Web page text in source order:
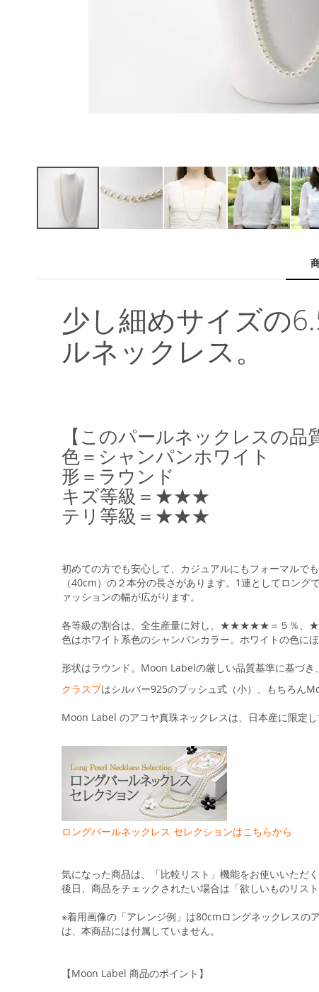
ジ
少し細めサイズの
ルネックレス。
【このパールネックレスの品
色＝シャンパンホワイト
形＝ラウンド
キズ等級＝★★★
テリ等級＝★★★
初めての方でも安心して、カジュアルにもフォーマルで
（40cm）の２本分の長さがあります。1連としてロン
ァッションの幅が広がります。
各等級の割合は、全生産量に対し、★★★★★＝５％、
色はホワイト系色のシャンパンカラー。ホワイトの色に
形状はラウンド。Moon Labelの厳しい品質基準に基づき
クラスプはシルバー925のプッシュ式（小）、もちろん
Moon Label のアコヤ真珠ネックレスは、日本産に限定し
ロングパールネックレス セレクションはこちらから
気になった商品は、「比較リスト」機能をお使いいただく
後日、商品をチェックされたい場合は「欲しいものリス
※着用画像の「アレンジ例」は80cmロングネックレスの
は、本商品には付属していません。
【Moon Label 商品のポイント】